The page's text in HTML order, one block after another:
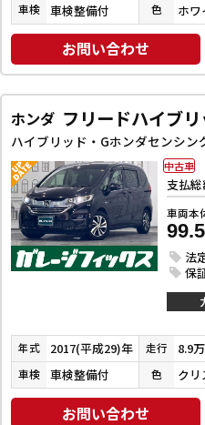
車検 車検整備付 色
お問い合わせ
ホンダ フリードハイブ
支払
車両本
99.5
法
保
中古車
年式 2017(平成29)年 走行 8.9
車検 車検整備付 色
お問い合わせ